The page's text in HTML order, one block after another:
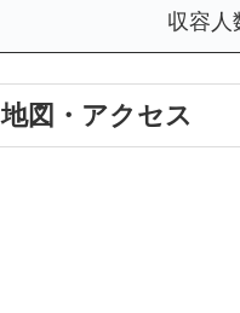
収容人
地図・アクセス